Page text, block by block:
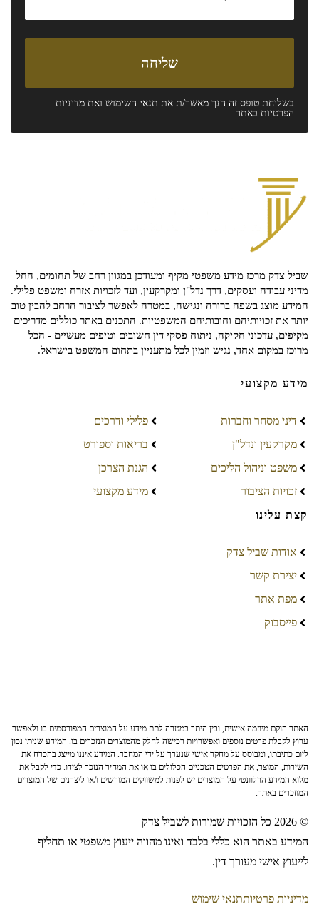
בשליחת טופס זה הנך מאשר/ת את תנאי השימוש ואת מדיניות
הפרטיות באתר.
שביל צדק מרכז מידע משפטי מקיף ומעודכן במגוון רחב של תחומים, החל
מדיני עבודה ועסקים, דרך נדל"ן ומקרקעין, ועד לזכויות אזרח ומשפט פלילי.
המידע מוצג בשפה ברורה ונגישה, במטרה לאפשר לציבור הרחב להבין טוב
יותר את זכויותיהם וחובותיהם המשפטיות. התכנים באתר כוללים מדריכים
מקיפים, עדכוני חקיקה, ניתוח פסקי דין חשובים וטיפים מעשיים - הכל
מרוכז במקום אחד, נגיש וזמין לכל מתעניין בתחום המשפט בישראל.
מידע מקצועי
דיני מסחר וחברות
מקרקעין ונדל"ן
משפט וניהול הליכים
זכויות הציבור
פלילי ודרכים
בריאות וספורט
הגנת הצרכן
מידע מקצועי
קצת עלינו
אודות שביל צדק
יצירת קשר
מפת אתר
פייסבוק
האתר הוקם מיוזמה אישית, ובין היתר במטרה לתת מידע על המוצרים המפורסמים בו ולאפשר
ערוץ לקבלת פרטים נוספים ואפשרויות רכישה לחלק מהמוצרים הנזכרים בו. המידע שניתן נכון
ליום כתיבתו, ומבוסס על מחקר אישי שנערך על ידי המחבר. המידע איננו מייצג בהכרח את
השירות, המוצר, את הפרטים הטכניים הכלולים בו או את המחיר הנזכר לצידו. כדי לקבל את
מלוא המידע הרלוונטי על המוצרים יש לפנות למשווקים המורשים ו/או ליצרנים של המוצרים
המוזכרים באתר.
© 2026 כל הזכויות שמורות לשביל צדק
המידע באתר הוא כללי בלבד ואינו מהווה ייעוץ משפטי או תחליף
לייעוץ אישי מעורך דין.
מדיניות פרטיותתנאי שימוש